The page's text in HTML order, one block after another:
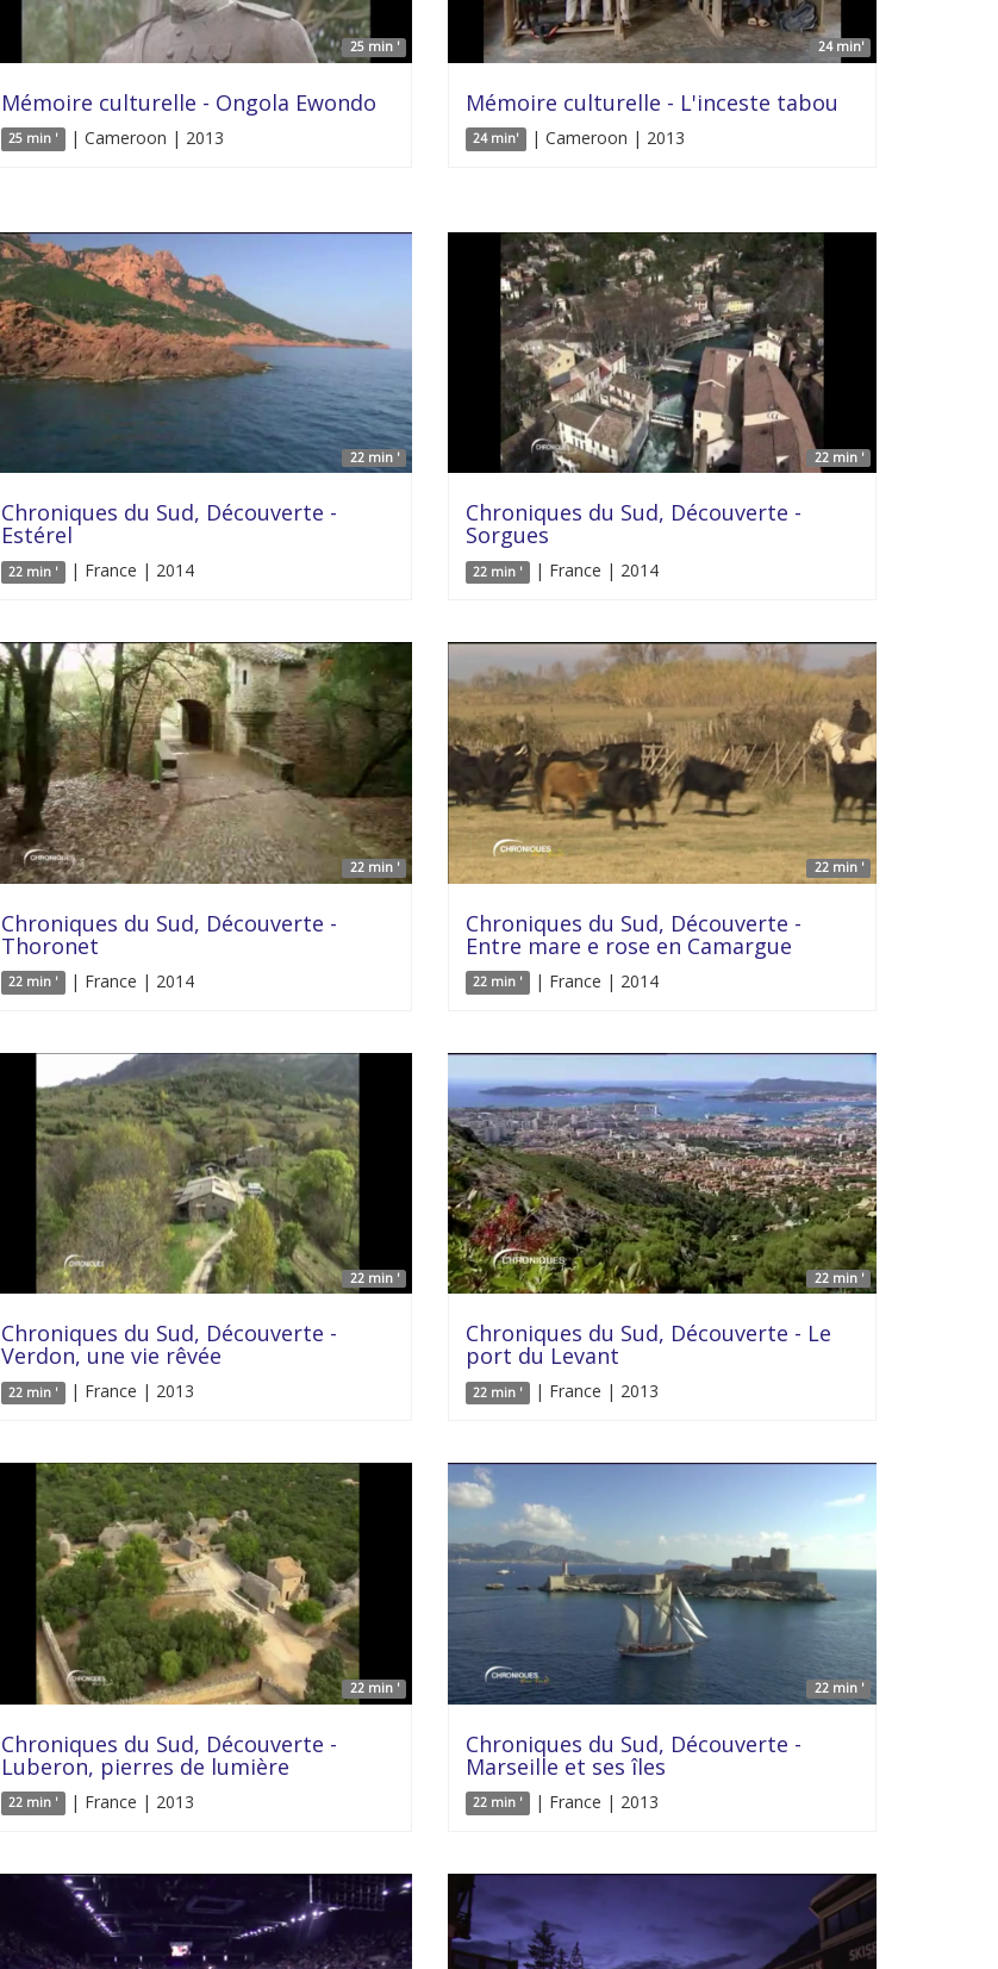
25 min '
Mémoire culturelle - Ongola Ewondo
25 min ' | Cameroon | 2013
24 min'
Mémoire culturelle - L'inceste tabou
24 min' | Cameroon | 2013
22 min '
Chroniques du Sud, Découverte -
Estérel
22 min ' | France | 2014
22 min '
Chroniques du Sud, Découverte -
Sorgues
22 min ' | France | 2014
22 min '
Chroniques du Sud, Découverte -
Thoronet
22 min ' | France | 2014
22 min '
Chroniques du Sud, Découverte -
Entre mare e rose en Camargue
22 min ' | France | 2014
22 min '
Chroniques du Sud, Découverte -
Verdon, une vie rêvée
22 min ' | France | 2013
22 min '
Chroniques du Sud, Découverte - Le
port du Levant
22 min ' | France | 2013
22 min '
Chroniques du Sud, Découverte -
Luberon, pierres de lumière
22 min ' | France | 2013
22 min '
Chroniques du Sud, Découverte -
Marseille et ses îles
22 min ' | France | 2013